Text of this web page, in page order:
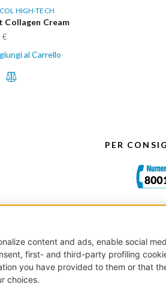
HIGH-TECH
Collagen Cream
€
al Carrello
PER
1757994 - Registro delle Imprese di Milano - Capitale Sociale €